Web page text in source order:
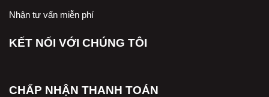
Nhận tư vấn miễn phí
KẾT NỐI VỚI CHÚNG TÔI
CHẤP NHẬN THANH TOÁN